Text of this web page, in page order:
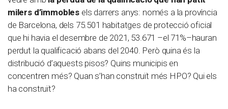
milers d’immobles els darrers anys: només a la província
de Barcelona, dels 75.501 habitatges de protecció oficial
que hi havia el desembre de 2021, 53.671 –el 71%–hauran
perdut la qualificació abans del 2040. Però quina és la
distribució d’aquests pisos? Quins municipis en
concentren més? Quan s’han construït més HPO? Qui els
ha construït?